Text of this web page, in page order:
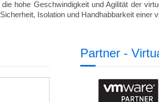
hohe Geschwindigkeit und Agilität der
Isolation und Handhabbarkeit einer
Partner -